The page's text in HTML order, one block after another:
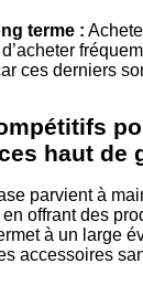
terme :
d’acheter
ces derniers
haut de
parvient à
offrant des
à un large
accessoires